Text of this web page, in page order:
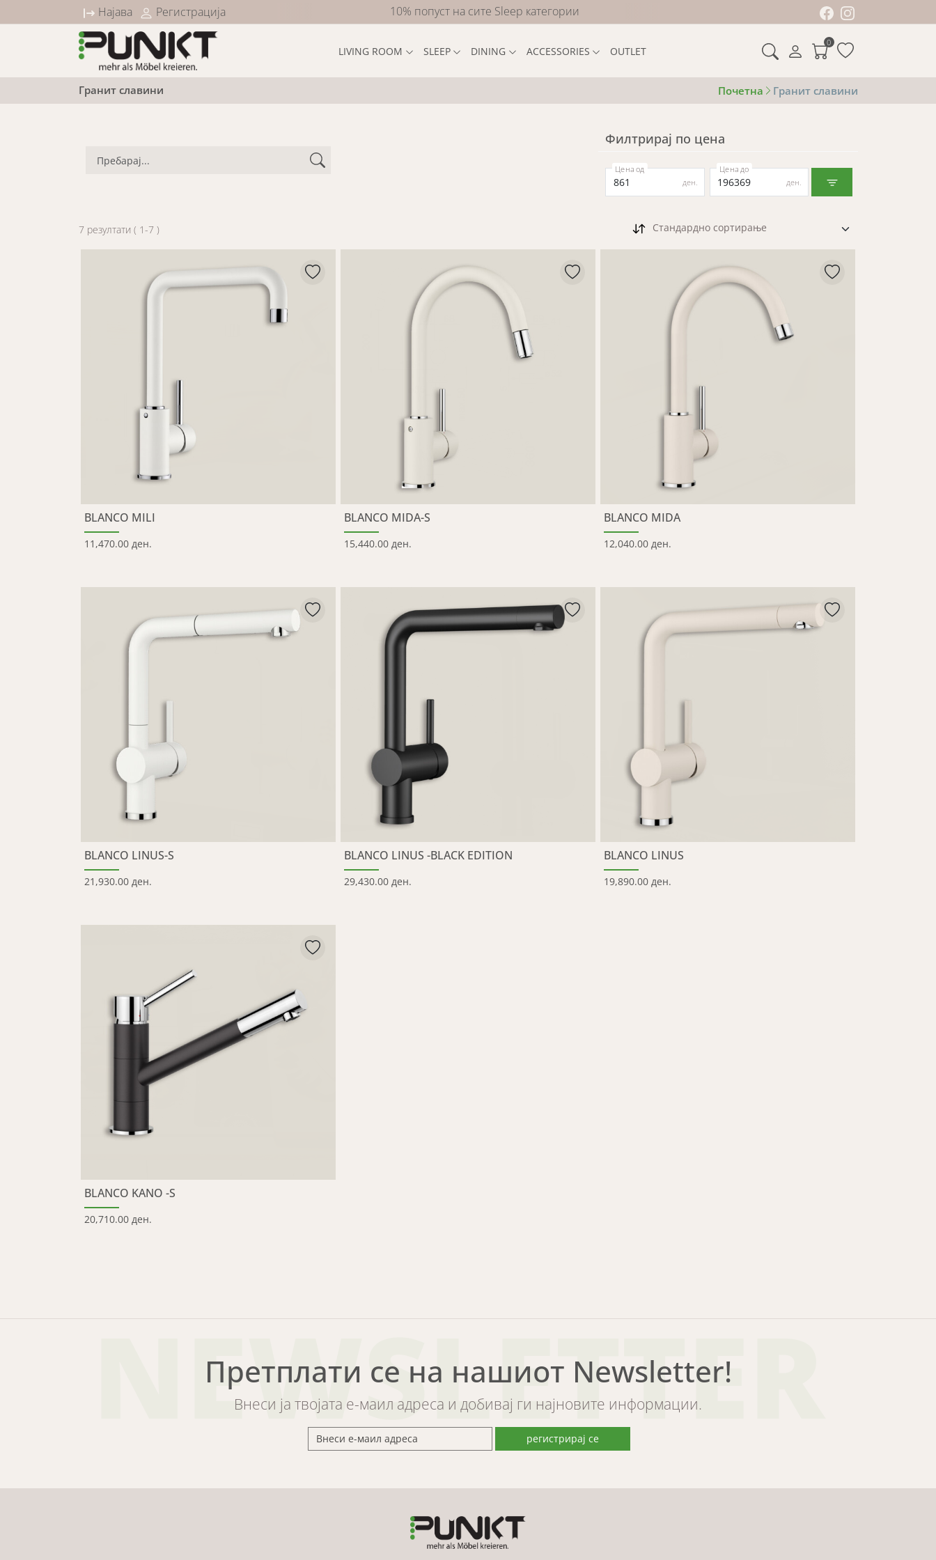
Најава Регистрација
попуст на сите Sleep категории 10% попуст на сите Sleep категории
0
LIVING ROOM SLEEP DINING ACCESSORIES OUTLET
Гранит славини Почетна Гранит славини
Филтрирај по цена
ден.
Цена од
ден.
Цена до
7 резултати ( 1-7 ) Стандардно сортирање
BLANCO MILI
11,470.00 ден.
BLANCO MIDA-S
15,440.00 ден.
BLANCO MIDA
12,040.00 ден.
BLANCO LINUS-S
21,930.00 ден.
BLANCO LINUS -BLACK EDITION
29,430.00 ден.
BLANCO LINUS
19,890.00 ден.
BLANCO KANO -S
20,710.00 ден.
NEWSLETTER
Претплати се на нашиот Newsletter!
Внеси ја твојата е-маил адреса и добивај ги најновите информации.
регистрирај се